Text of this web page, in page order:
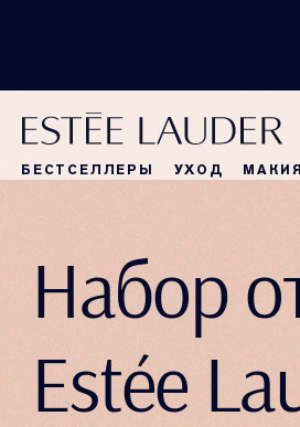
БЕСТСЕЛЛЕРЫ УХОД
Набор
Estée